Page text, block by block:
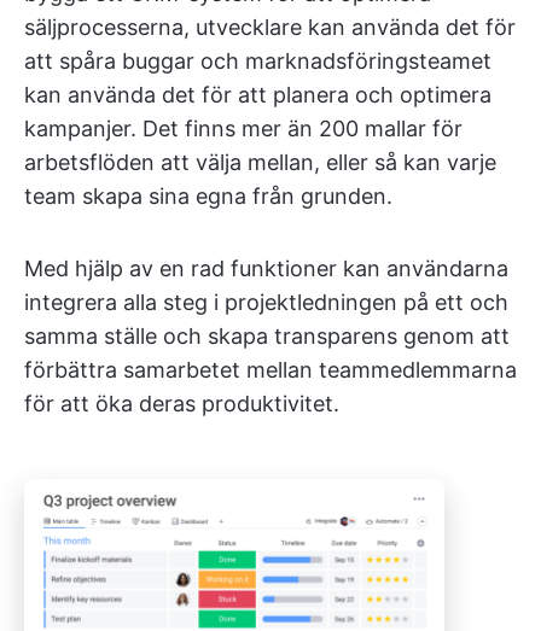
säljprocesserna, utvecklare kan använda det för
att spåra buggar och marknadsföringsteamet
kan använda det för att planera och optimera
kampanjer. Det finns mer än 200 mallar för
arbetsflöden att välja mellan, eller så kan varje
team skapa sina egna från grunden.
Med hjälp av en rad funktioner kan användarna
integrera alla steg i projektledningen på ett och
samma ställe och skapa transparens genom att
förbättra samarbetet mellan teammedlemmarna
för att öka deras produktivitet.